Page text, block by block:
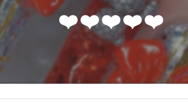
❤️❤️❤️❤️❤️